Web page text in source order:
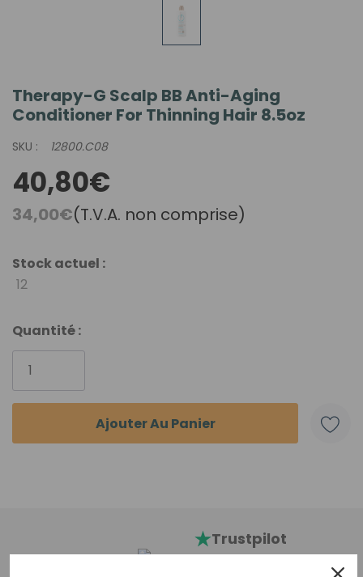
Therapy-G Scalp BB Anti-Aging
Conditioner For Thinning Hair 8.5oz
SKU : 12800.C08
40,80€
34,00€(T.V.A. non comprise)
Stock actuel :
12
Quantité :
Trustpilot